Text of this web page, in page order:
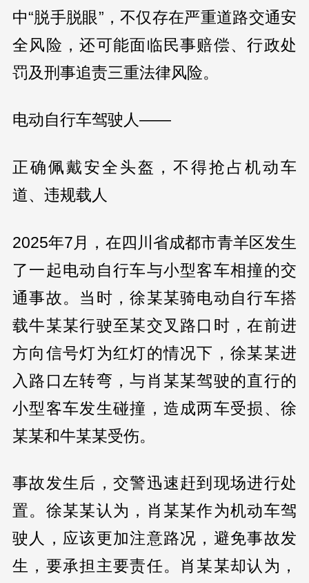
中“脱手脱眼”，不仅存在严重道路交通安
全风险，还可能面临民事赔偿、行政处
罚及刑事追责三重法律风险。
电动自行车驾驶人——
正确佩戴安全头盔，不得抢占机动车
道、违规载人
2025年7月，在四川省成都市青羊区发生
了一起电动自行车与小型客车相撞的交
通事故。当时，徐某某骑电动自行车搭
载牛某某行驶至某交叉路口时，在前进
方向信号灯为红灯的情况下，徐某某进
入路口左转弯，与肖某某驾驶的直行的
小型客车发生碰撞，造成两车受损、徐
某某和牛某某受伤。
事故发生后，交警迅速赶到现场进行处
置。徐某某认为，肖某某作为机动车驾
驶人，应该更加注意路况，避免事故发
生，要承担主要责任。肖某某却认为，